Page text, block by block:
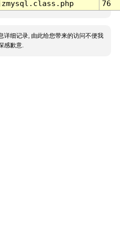
76
详细记录, 由此给您带来的访问不便我
感歉意.